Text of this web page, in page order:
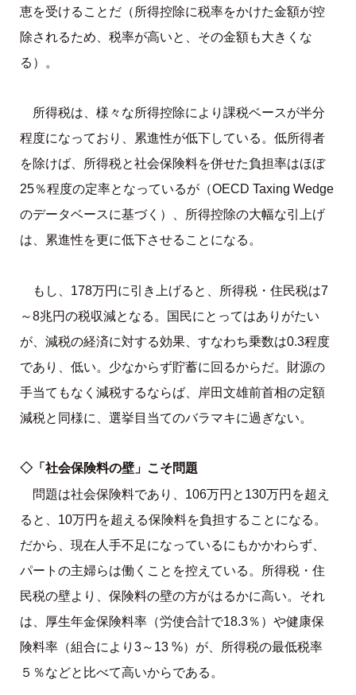
恵を受けることだ（所得控除に税率をかけた金額が控
除されるため、税率が高いと、その金額も大きくな
る）。
所得税は、様々な所得控除により課税ベースが半分
程度になっており、累進性が低下している。低所得者
を除けば、所得税と社会保険料を併せた負担率はほぼ
25％程度の定率となっているが（OECD Taxing Wedge
のデータベースに基づく）、所得控除の大幅な引上げ
は、累進性を更に低下させることになる。
もし、178万円に引き上げると、所得税・住民税は7
～8兆円の税収減となる。国民にとってはありがたい
が、減税の経済に対する効果、すなわち乗数は0.3程度
であり、低い。少なからず貯蓄に回るからだ。財源の
手当てもなく減税するならば、岸田文雄前首相の定額
減税と同様に、選挙目当てのバラマキに過ぎない。
◇「社会保険料の壁」こそ問題
問題は社会保険料であり、106万円と130万円を超え
ると、10万円を超える保険料を負担することになる。
だから、現在人手不足になっているにもかかわらず、
パートの主婦らは働くことを控えている。所得税・住
民税の壁より、保険料の壁の方がはるかに高い。それ
は、厚生年金保険料率（労使合計で18.3％）や健康保
険料率（組合により3～13 %）が、所得税の最低税率
５％などと比べて高いからである。